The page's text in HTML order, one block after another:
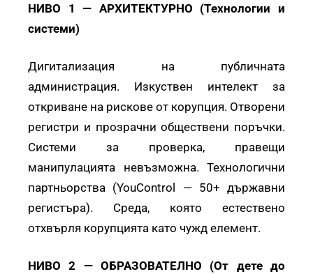
НИВО 1 — АРХИТЕКТУРНО (Технологии и
системи)
Дигитализация на публичната
администрация. Изкуствен интелект за
откриване на рискове от корупция. Отворени
регистри и прозрачни обществени поръчки.
Системи за проверка, правещи
манипулацията невъзможна. Технологични
партньорства (YouControl — 50+ държавни
регистъра). Среда, която естествено
отхвърля корупцията като чужд елемент.
НИВО 2 — ОБРАЗОВАТЕЛНО (От дете до